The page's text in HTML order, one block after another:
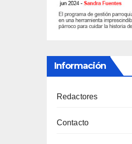
Información
Redactores
Contacto